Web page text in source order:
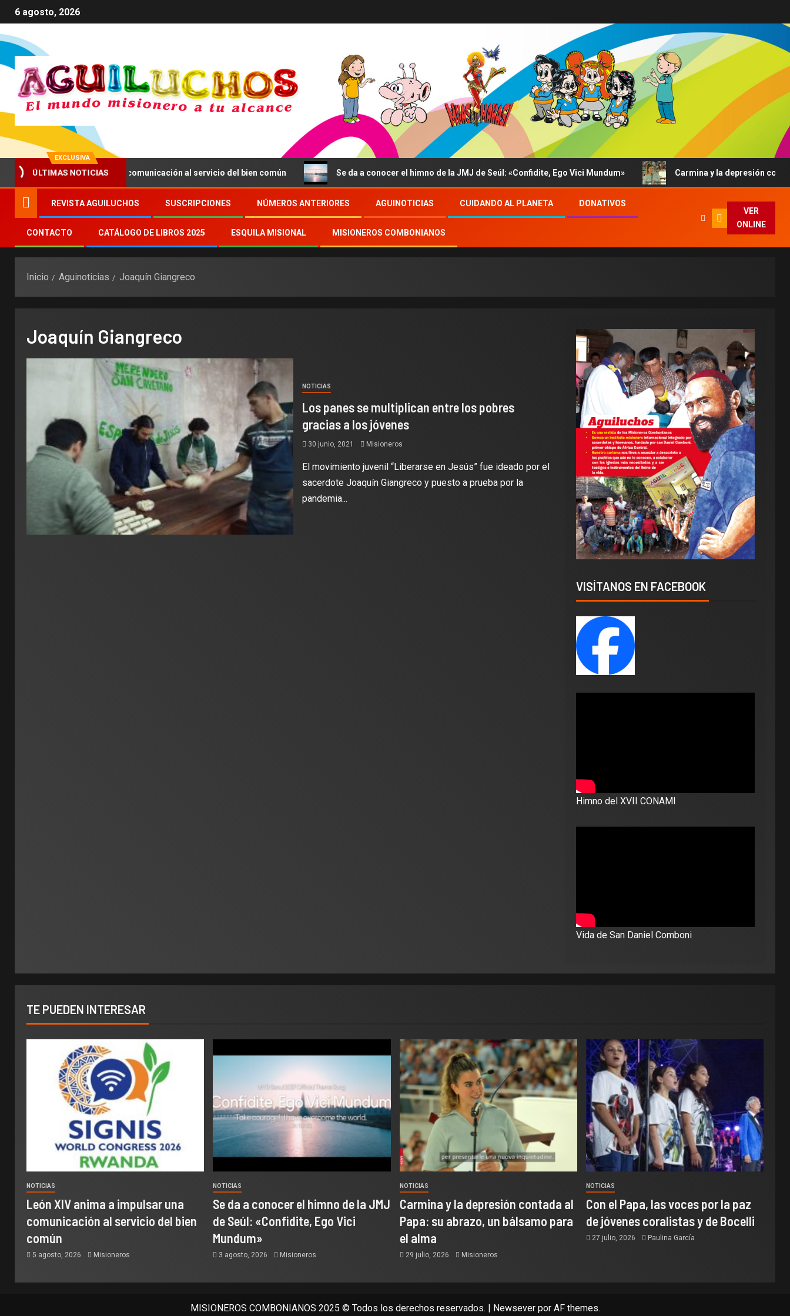
6 agosto, 2026
EXCLUSIVA
ÚLTIMAS NOTICIAS
XIV anima a impulsar una comunicación al servicio del bien común Se da a conocer el himno de la JMJ de Seúl: «Confidite, Ego Vici Mundum» Carmina y la depresión contada al
REVISTA AGUILUCHOS SUSCRIPCIONES NÚMEROS ANTERIORES AGUINOTICIAS CUIDANDO AL PLANETA DONATIVOS
CONTACTO CATÁLOGO DE LIBROS 2025 ESQUILA MISIONAL MISIONEROS COMBONIANOS
VER
ONLINE
Inicio Aguinoticias Joaquín Giangreco
Joaquín Giangreco
NOTICIAS
Los panes se multiplican entre los pobres
gracias a los jóvenes
30 junio, 2021 Misioneros
El movimiento juvenil “Liberarse en Jesús” fue ideado por el
sacerdote Joaquín Giangreco y puesto a prueba por la
pandemia...
VISÍTANOS EN FACEBOOK
Himno del XVII CONAMI
Vida de San Daniel Comboni
TE PUEDEN INTERESAR
NOTICIAS
León XIV anima a impulsar una
comunicación al servicio del bien
común
5 agosto, 2026 Misioneros
NOTICIAS
Se da a conocer el himno de la JMJ
de Seúl: «Confidite, Ego Vici
Mundum»
3 agosto, 2026 Misioneros
NOTICIAS
Carmina y la depresión contada al
Papa: su abrazo, un bálsamo para
el alma
29 julio, 2026 Misioneros
NOTICIAS
Con el Papa, las voces por la paz
de jóvenes coralistas y de Bocelli
27 julio, 2026 Paulina García
MISIONEROS COMBONIANOS 2025 © Todos los derechos reservados. | Newseverpor AF themes.